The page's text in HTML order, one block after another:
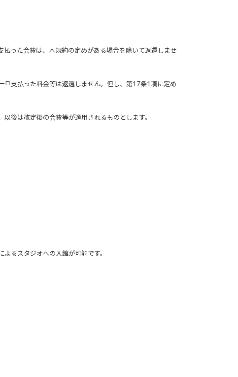
った会費は、本規約の定めがある場合を除いて返還しませ
旦支払った料金等は返還しません。但し、第17条1項に定め
後は改定後の会費等が適用されるものとします。
るスタジオへの入館が可能です。